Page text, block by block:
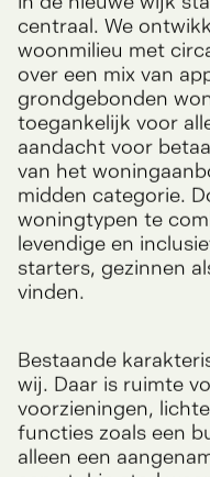
In de nieuwe wijk
centraal. We
woonmilieu met
over een mix van
grondgebonden
toegankelijk voor
aandacht voor
van het
midden categorie.
woningtypen te
levendige en
starters, gezinnen
vinden.
Bestaande
wij. Daar is ruimte
voorzieningen,
functies zoals een